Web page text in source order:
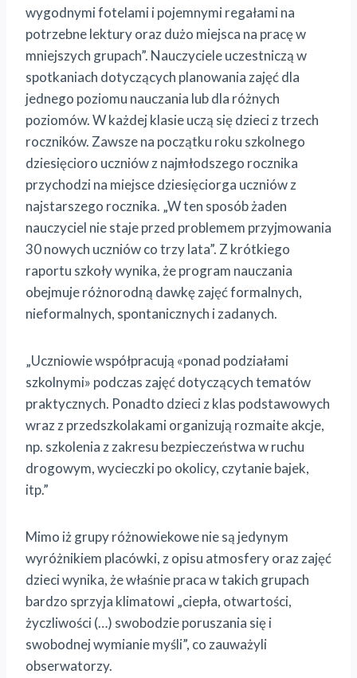
wygodnymi fotelami i pojemnymi regałami na
potrzebne lektury oraz dużo miejsca na pracę w
mniejszych grupach”. Nauczyciele uczestniczą w
spotkaniach dotyczących planowania zajęć dla
jednego poziomu nauczania lub dla różnych
poziomów. W każdej klasie uczą się dzieci z trzech
roczników. Zawsze na początku roku szkolnego
dziesięcioro uczniów z najmłodszego rocznika
przychodzi na miejsce dziesięciorga uczniów z
najstarszego rocznika. „W ten sposób żaden
nauczyciel nie staje przed problemem przyjmowania
30 nowych uczniów co trzy lata”. Z krótkiego
raportu szkoły wynika, że program nauczania
obejmuje różnorodną dawkę zajęć formalnych,
nieformalnych, spontanicznych i zadanych.
„Uczniowie współpracują «ponad podziałami
szkolnymi» podczas zajęć dotyczących tematów
praktycznych. Ponadto dzieci z klas podstawowych
wraz z przedszkolakami organizują rozmaite akcje,
np. szkolenia z zakresu bezpieczeństwa w ruchu
drogowym, wycieczki po okolicy, czytanie bajek,
itp.”
Mimo iż grupy różnowiekowe nie są jedynym
wyróżnikiem placówki, z opisu atmosfery oraz zajęć
dzieci wynika, że właśnie praca w takich grupach
bardzo sprzyja klimatowi „ciepła, otwartości,
życzliwości (…) swobodzie poruszania się i
swobodnej wymianie myśli”, co zauważyli
obserwatorzy.